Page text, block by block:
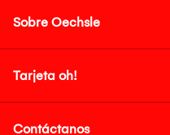
Sobre Oechsle
Tarjeta oh!
Contáctanos